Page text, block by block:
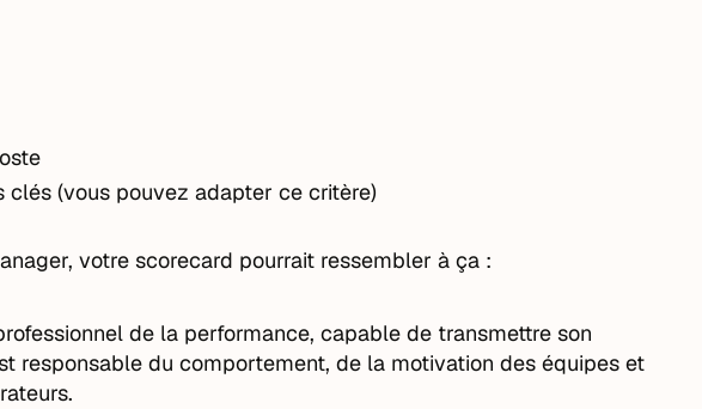
(vous pouvez adapter ce critère)
votre scorecard pourrait ressembler à ça :
de la performance, capable de transmettre son
responsable du comportement, de la motivation des équipes et